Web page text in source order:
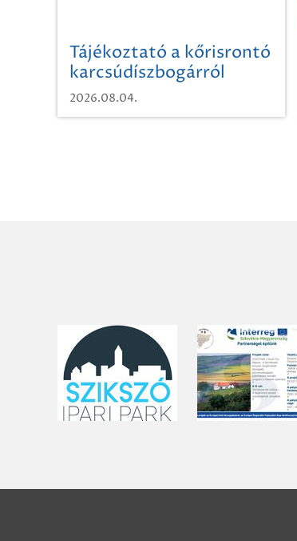
Tájékoztató a kőrisrontó
karcsúdíszbogárról
2026.08.04.